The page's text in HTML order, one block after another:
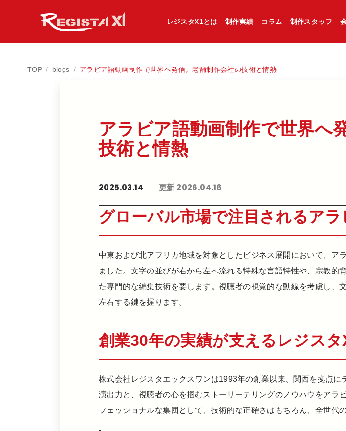
レジスタX1とは 制作実績 コラム 制作スタッフ
TOP / blogs / アラビア語動画制作で世界へ発信。老舗制作会社の技術と情熱
アラビア語動画制作で​世界へ​
技術と​情熱
2025.03.14 更新 2026.04.16
グローバル市場で注目されるア
中東および北アフリカ地域を対象としたビジネス展開において、ア
ました。文字の並びが右から左へ流れる特殊な言語特性や、宗教的
た専門的な編集技術を要します。視聴者の視覚的な動線を考慮し、
左右する鍵を握ります。
創業30年の実績が支えるレジス
株式会社レジスタエックスワンは1993年の創業以来、関西を拠点
演出力と、視聴者の心を掴むストーリーテリングのノウハウをアラ
フェッショナルな集団として、技術的な正確さはもちろん、全世代